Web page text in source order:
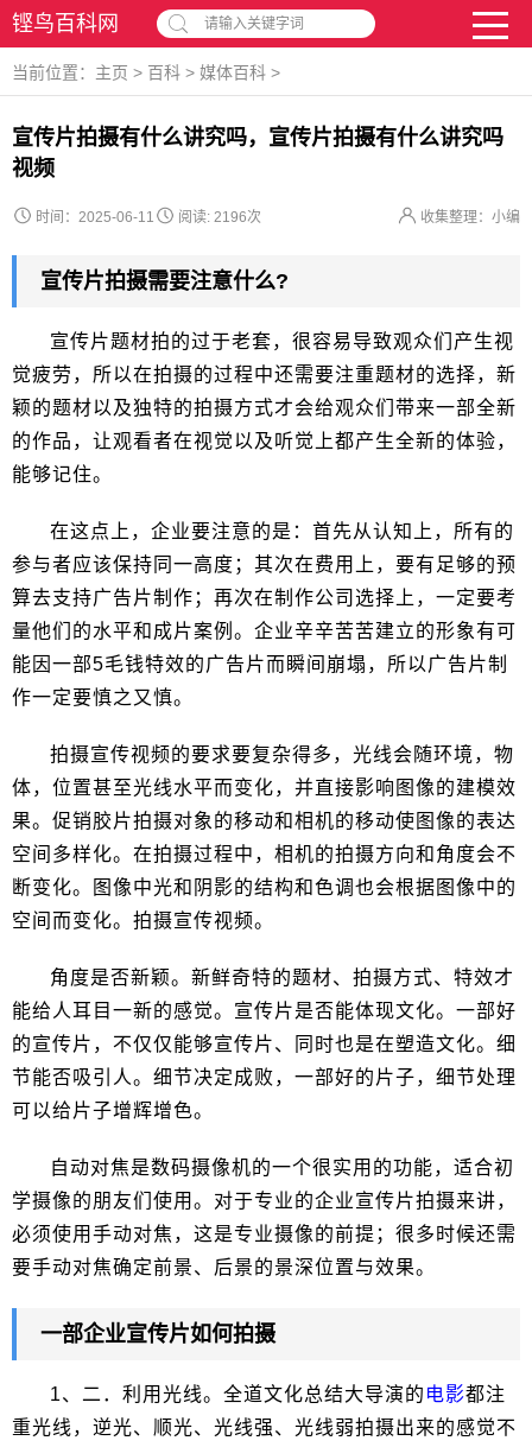
铿鸟百科网 请输入关键字词
当前位置： 主页 > 百科 > 媒体百科 >
宣传片拍摄有什么讲究吗，宣传片拍摄有什么讲究吗
视频
时间：2025-06-11 收集整理：小编
阅读: 2196次
宣传片拍摄需要注意什么?
宣传片题材拍的过于老套，很容易导致观众们产生视
觉疲劳，所以在拍摄的过程中还需要注重题材的选择，新
颖的题材以及独特的拍摄方式才会给观众们带来一部全新
的作品，让观看者在视觉以及听觉上都产生全新的体验，
能够记住。
在这点上，企业要注意的是：首先从认知上，所有的
参与者应该保持同一高度；其次在费用上，要有足够的预
算去支持广告片制作；再次在制作公司选择上，一定要考
量他们的水平和成片案例。企业辛辛苦苦建立的形象有可
能因一部5毛钱特效的广告片而瞬间崩塌，所以广告片制
作一定要慎之又慎。
拍摄宣传视频的要求要复杂得多，光线会随环境，物
体，位置甚至光线水平而变化，并直接影响图像的建模效
果。促销胶片拍摄对象的移动和相机的移动使图像的表达
空间多样化。在拍摄过程中，相机的拍摄方向和角度会不
断变化。图像中光和阴影的结构和色调也会根据图像中的
空间而变化。拍摄宣传视频。
角度是否新颖。新鲜奇特的题材、拍摄方式、特效才
能给人耳目一新的感觉。宣传片是否能体现文化。一部好
的宣传片，不仅仅能够宣传片、同时也是在塑造文化。细
节能否吸引人。细节决定成败，一部好的片子，细节处理
可以给片子增辉增色。
自动对焦是数码摄像机的一个很实用的功能，适合初
学摄像的朋友们使用。对于专业的企业宣传片拍摄来讲，
必须使用手动对焦，这是专业摄像的前提；很多时候还需
要手动对焦确定前景、后景的景深位置与效果。
一部企业宣传片如何拍摄
1、二．利用光线。全道文化总结大导演的 电影都注
重光线，逆光、顺光、光线强、光线弱拍摄出来的感觉不